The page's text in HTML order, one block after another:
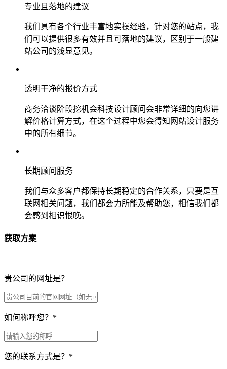
专业且落地的建议
我们具有各个行业丰富地实操经验，针对您的站点，我
们可以提供很多有效并且可落地的建议，区别于一般建
站公司的浅显意见。
透明干净的报价方式
商务洽谈阶段挖机会科技设计顾问会非常详细的向您讲
解价格计算方式，在这个过程中您会得知网站设计服务
中的所有细节。
长期顾问服务
我们与众多客户都保持长期稳定的合作关系，只要是互
联网相关问题，我们都会力所能及帮助您，相信我们都
会感到相识恨晚。
获取方案
贵公司的网址是？
如何称呼您？ *
您的联系方式是？ *